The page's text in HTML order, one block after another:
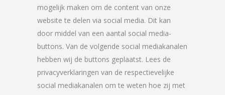
mogelijk maken om de content van onze
website te delen via social media. Dit kan
door middel van een aantal social media-
buttons. Van de volgende social mediakanalen
hebben wij de buttons geplaatst. Lees de
privacyverklaringen van de respectievelijke
social mediakanalen om te weten hoe zij met